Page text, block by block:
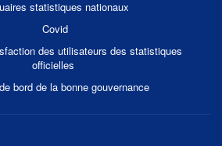
statistiques nationaux
Covid
des utilisateurs des statistiques
officielles
bord de la bonne gouvernance